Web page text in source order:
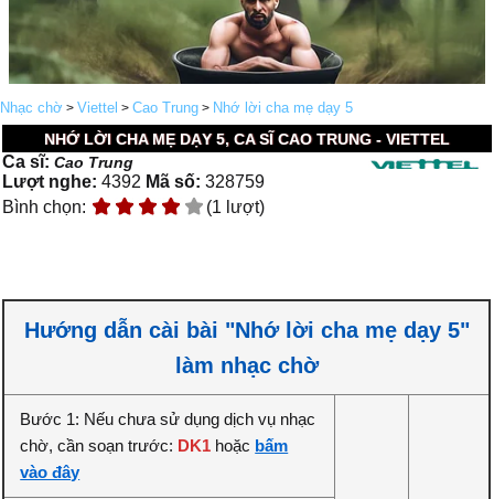
Nhạc chờ > Viettel > Cao Trung > Nhớ lời cha mẹ dạy 5
NHỚ LỜI CHA MẸ DẠY 5, CA SĨ CAO TRUNG - VIETTEL
Ca sĩ:Cao Trung
Lượt nghe: 4392 Mã số: 328759
Bình chọn:
(1 lượt)
Hướng dẫn cài bài "Nhớ lời cha mẹ dạy 5"
làm nhạc chờ
Bước 1: Nếu chưa sử dụng dịch vụ nhạc
chờ, cần soạn trước: DK1 hoặc bấm
vào đây